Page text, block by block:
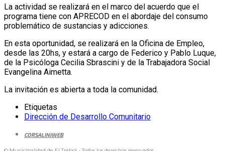
La actividad se realizará en el marco del acuerdo que el
programa tiene con APRECOD en el abordaje del consumo
problemático de sustancias y adicciones.
En esta oportunidad, se realizará en la Oficina de Empleo,
desde las 20hs, y estará a cargo de Federico y Pablo Luque,
de la Psicóloga Cecilia Sbrascini y de la Trabajadora Social
Evangelina Aimetta.
La invitación es abierta a toda la comunidad.
Etiquetas
Dirección de Desarrollo Comunitario
CORSALINIWEB